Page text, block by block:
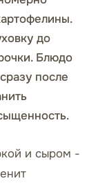
до
Блюдо
после
и сыром -